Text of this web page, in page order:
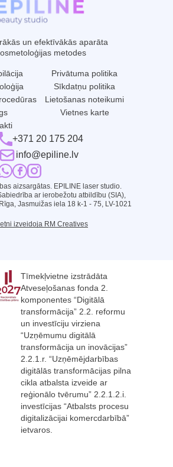
un efektīvākās aparāta
metodes
Privātuma politika
Sīkdatņu politika
Lietošanas noteikumi
Vietnes karte
+371 20 175 204
info@epiline.lv
aizsargātas. EPILINE laser studio.
ar ierobežotu atbildību (SIA),
Jasmuižas iela 18 k-1 - 75, LV-1021
izveidoja RM Creatives
Tīmekļvietne izstrādāta
Atveseļošanas fonda 2.
komponentes “Digitālā
transformācija” 2.2. reformu
un investīciju virziena
“Uzņēmumu digitālā
transformācija un inovācijas”
2.2.1.r. “Uzņēmējdarbības
digitālās transformācijas pilna
cikla atbalsta izveide ar
reģionālo tvērumu” 2.2.1.2.i.
investīcijas “Atbalsts procesu
digitalizācijai komercdarbībā”
ietvaros.